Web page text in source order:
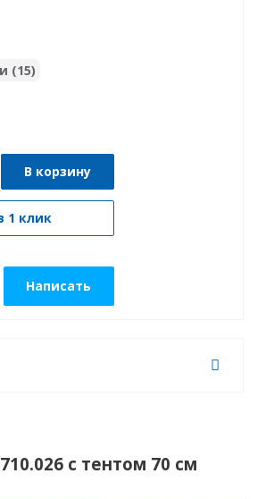
(15)
В корзину
1 клик
Написать
с тентом 70 см